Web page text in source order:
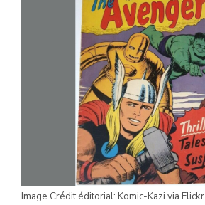
Image Crédit éditorial: Komic-Kazi via Flickr